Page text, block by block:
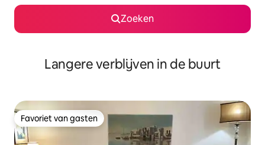
Zoeken
Langere verblijven in de buurt
Favoriet van gasten
Favoriet van gasten